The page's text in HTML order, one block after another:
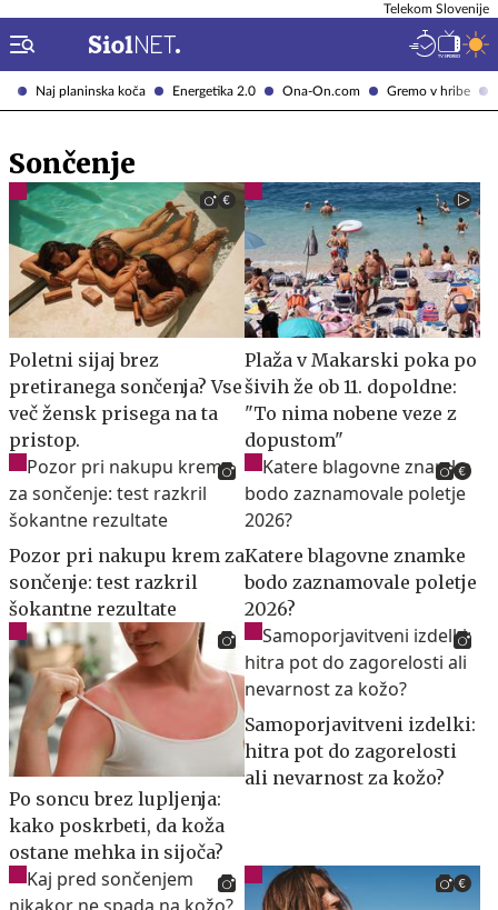
Naj planinska koča Energetika 2.0 Ona-On.com Gremo v hribe
Telekom Slovenije
Sončenje
Poletni sijaj brez
pretiranega sončenja? Vse
več žensk prisega na ta
pristop.
Plaža v Makarski poka po
šivih že ob 11. dopoldne:
"To nima nobene veze z
dopustom"
Pozor pri nakupu krem za
sončenje: test razkril
šokantne rezultate
Katere blagovne znamke
bodo zaznamovale poletje
2026?
Po soncu brez lupljenja:
kako poskrbeti, da koža
ostane mehka in sijoča?
Samoporjavitveni izdelki:
hitra pot do zagorelosti
ali nevarnost za kožo?